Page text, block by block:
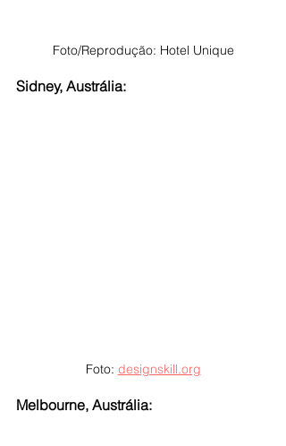
Foto/Reprodução: Hotel Unique
Sidney, Austrália:
Foto: designskill.org
Melbourne, Austrália: